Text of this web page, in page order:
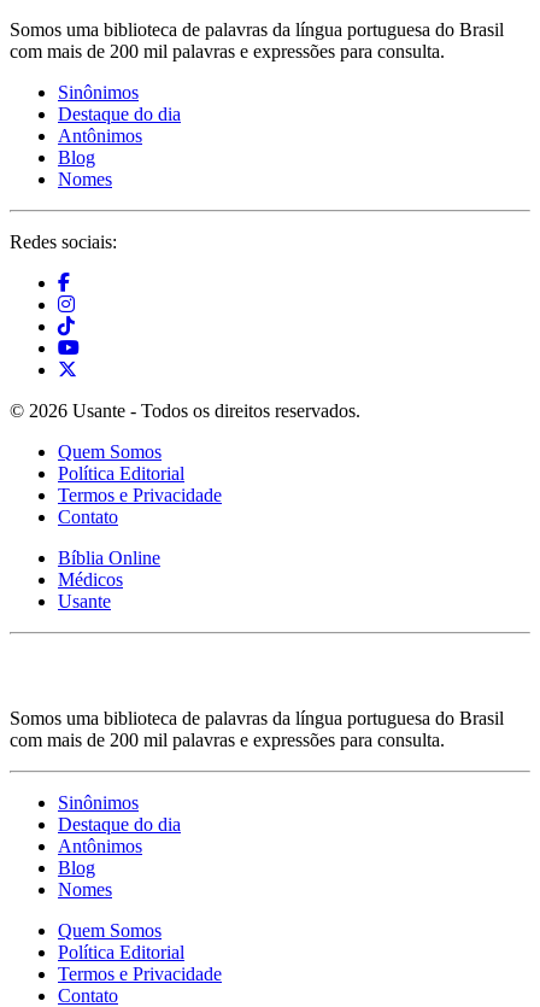
Somos uma biblioteca de palavras da língua portuguesa do Brasil
com mais de 200 mil palavras e expressões para consulta.
Sinônimos
Destaque do dia
Antônimos
Blog
Nomes
Redes sociais:
© 2026 Usante - Todos os direitos reservados.
Quem Somos
Política Editorial
Termos e Privacidade
Contato
Bíblia Online
Médicos
Usante
Somos uma biblioteca de palavras da língua portuguesa do Brasil
com mais de 200 mil palavras e expressões para consulta.
Sinônimos
Destaque do dia
Antônimos
Blog
Nomes
Quem Somos
Política Editorial
Termos e Privacidade
Contato